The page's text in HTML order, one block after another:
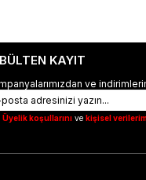
KAYIT
ve
Üyelik koşullarınıve kişisel